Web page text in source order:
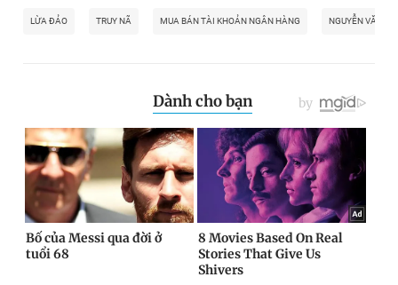
LỪA ĐẢO TRUY NÃ MUA BÁN TÀI KHOẢN NGÂN HÀNG NGUYỄN VĂN